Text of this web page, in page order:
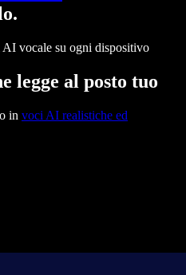
vocale su ogni dispositivo
legge al posto tuo
in voci AI realistiche ed